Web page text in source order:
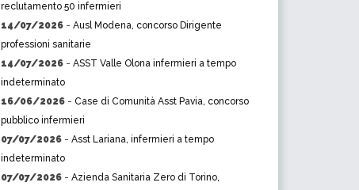
reclutamento 50 infermieri
14/07/2026 - Ausl Modena, concorso Dirigente
professioni sanitarie
14/07/2026 - ASST Valle Olona infermieri a tempo
indeterminato
16/06/2026 - Case di Comunità Asst Pavia, concorso
pubblico infermieri
07/07/2026 - Asst Lariana, infermieri a tempo
indeterminato
07/07/2026 - Azienda Sanitaria Zero di Torino,